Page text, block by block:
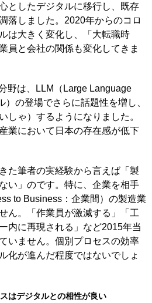
としたデジタルに移行し、既存
落しました。2020年からのコロ
は大きく変化し、「大転職時
員と会社の関係も変化してきま
野は、LLM（Large Language
）の登場でさらに話題性を増し、
しゃ）するようになりました。
業において日本の存在感が低下
た筆者の実経験から言えば「製
い」のです。特に、企業を相手
to Business：企業間）の製造業
ん。「作業員が激減する」「工
内に再現される」など2015年当
いません。個別プロセスの効率
化が進んだ程度ではないでしょ
はデジタルとの相性が良い